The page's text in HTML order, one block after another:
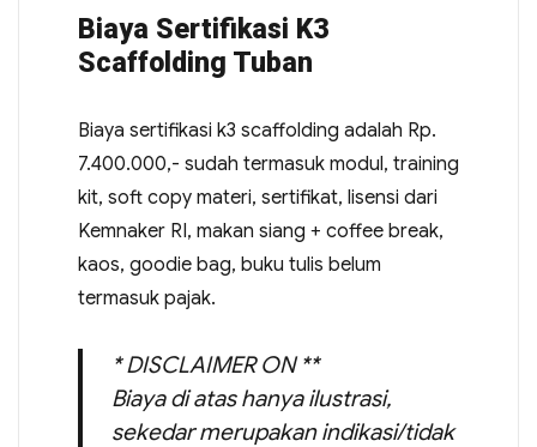
Biaya Sertifikasi K3
Scaffolding Tuban
Biaya sertifikasi k3 scaffolding adalah Rp.
7.400.000,- sudah termasuk modul, training
kit, soft copy materi, sertifikat, lisensi dari
Kemnaker RI, makan siang + coffee break,
kaos, goodie bag, buku tulis belum
termasuk pajak.
* DISCLAIMER ON **
Biaya di atas hanya ilustrasi,
sekedar merupakan indikasi/tidak